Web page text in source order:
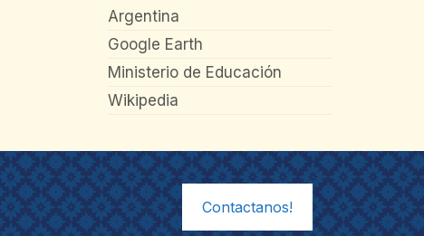
Argentina
Google Earth
Ministerio de Educación
Wikipedia
Contactanos!